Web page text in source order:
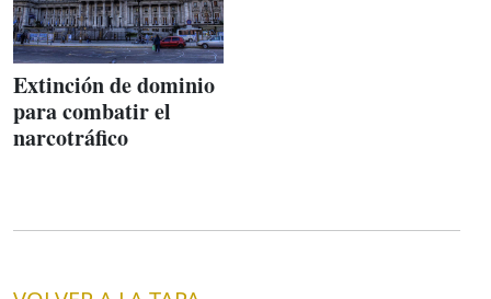
Extinción de dominio
para combatir el
narcotráfico